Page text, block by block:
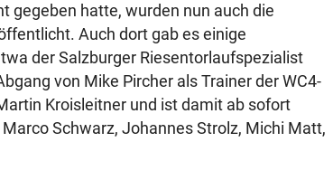
gegeben hatte, wurden nun auch die
Auch dort gab es einige
der Salzburger Riesentorlaufspezialist
von Mike Pircher als Trainer der WC4-
Kroisleitner und ist damit ab sofort
Schwarz, Johannes Strolz, Michi Matt,